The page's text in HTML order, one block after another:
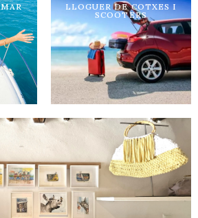
DESCOBREIX L'ILLA
DES DEL MAR
Més informació
LLOGUER DE COTXES I
SCOOTERS